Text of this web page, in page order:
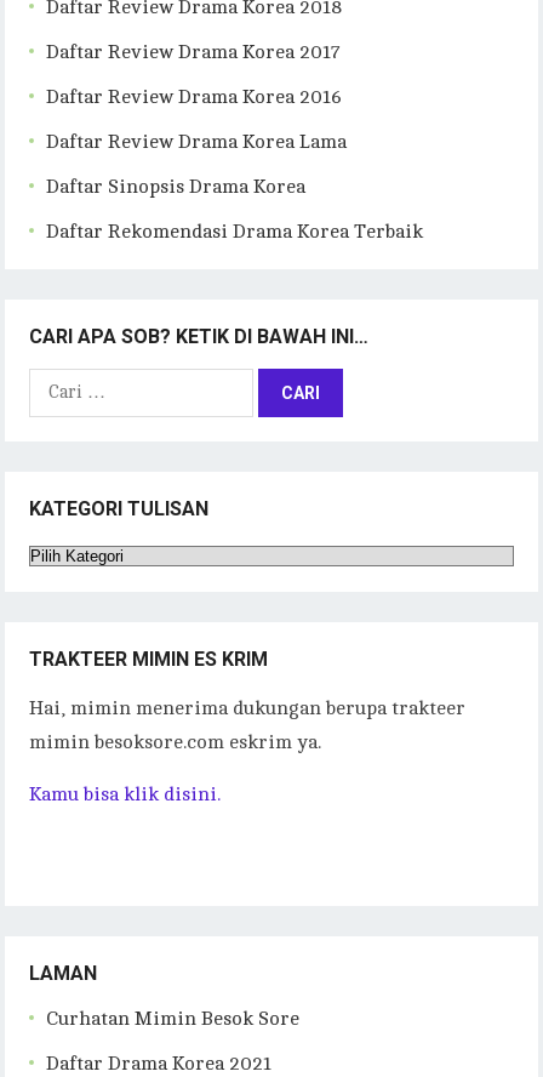
Daftar Review Drama Korea 2018
Daftar Review Drama Korea 2017
Daftar Review Drama Korea 2016
Daftar Review Drama Korea Lama
Daftar Sinopsis Drama Korea
Daftar Rekomendasi Drama Korea Terbaik
CARI APA SOB? KETIK DI BAWAH INI…
Cari
KATEGORI TULISAN
Kategori
TRAKTEER MIMIN ES KRIM
Hai, mimin menerima dukungan berupa trakteer
mimin besoksore.com eskrim ya.
Kamu bisa klik disini.
LAMAN
Curhatan Mimin Besok Sore
Daftar Drama Korea 2021